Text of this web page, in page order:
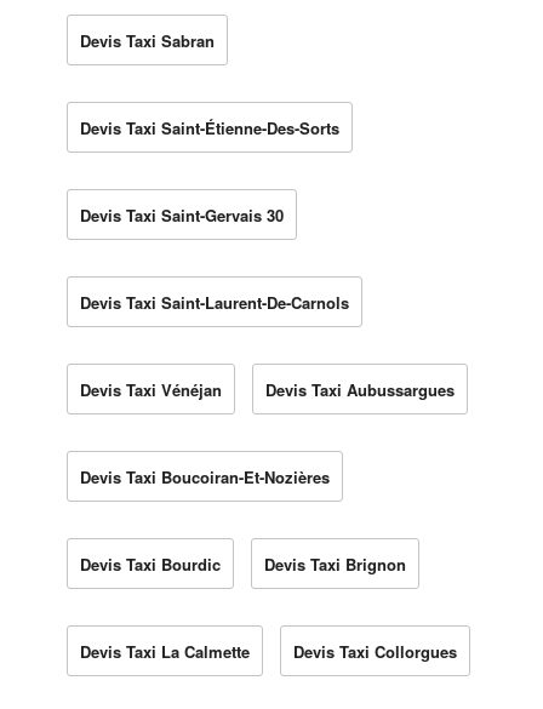
Devis Taxi Sabran
Devis Taxi Saint-Étienne-Des-Sorts
Devis Taxi Saint-Gervais 30
Devis Taxi Saint-Laurent-De-Carnols
Devis Taxi Vénéjan Devis Taxi Aubussargues
Devis Taxi Boucoiran-Et-Nozières
Devis Taxi Bourdic Devis Taxi Brignon
Devis Taxi La Calmette Devis Taxi Collorgues